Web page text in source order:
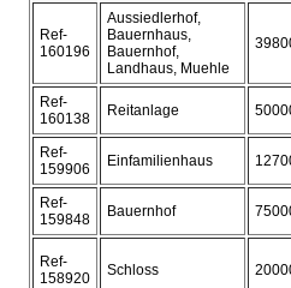
Ref-
160196
Aussiedlerhof,
Bauernhaus,
Bauernhof,
Landhaus, Muehle
Ref-
160138
Reitanlage
Ref-
159906
Einfamilienhaus
Ref-
159848
Bauernhof
Ref-
158920
Schloss